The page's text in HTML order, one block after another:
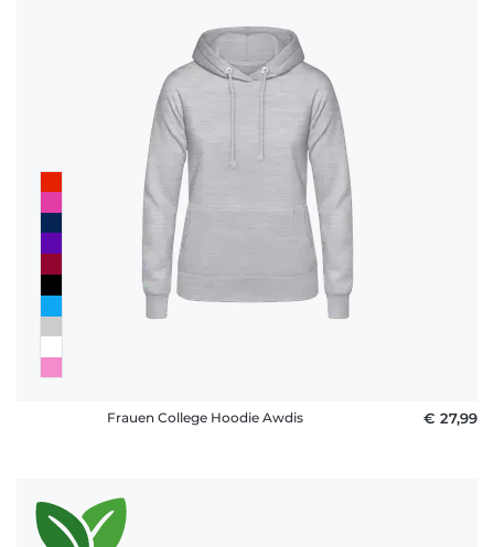
Frauen College Hoodie Awdis € 27,99